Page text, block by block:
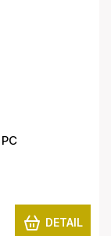
DETAIL